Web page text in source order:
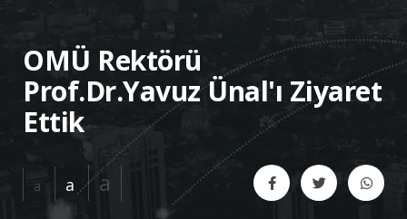
OMÜ Rektörü
Prof.Dr.Yavuz Ünal'ı Ziyaret
Ettik
a a a